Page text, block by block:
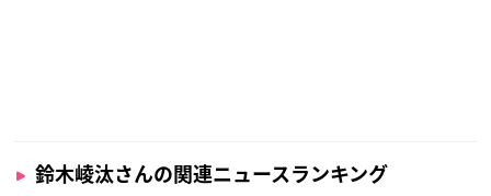
鈴木崚汰さんの関連ニュースランキング